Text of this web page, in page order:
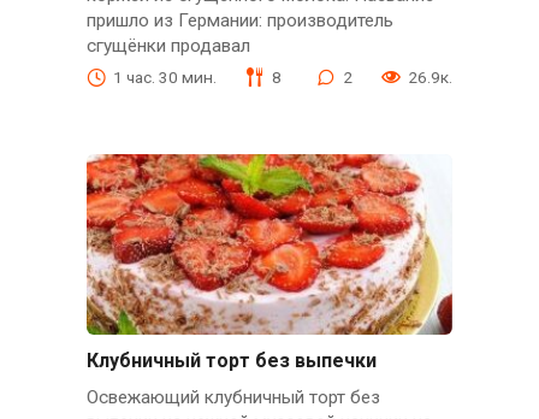
пришло из Германии: производитель
сгущёнки продавал
1 час. 30 мин. 8 2 26.9к.
Клубничный торт без выпечки
Освежающий клубничный торт без